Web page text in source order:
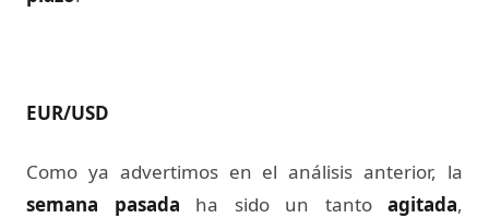
EUR/USD
Como ya advertimos en el análisis anterior, la
semana pasada ha sido un tanto agitada,